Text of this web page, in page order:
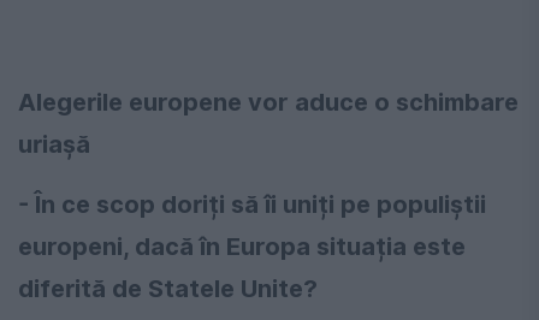
Alegerile europene vor aduce o schimbare
uriașă
- În ce scop doriți să îi uniți pe populiștii
europeni, dacă în Europa situația este
diferită de Statele Unite?